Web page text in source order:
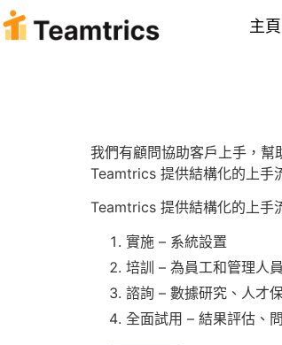
主頁
我們有顧問協助客戶上手，幫
Teamtrics 提供結構化的上手
Teamtrics 提供結構化的上手
實施 – 系統設置
培訓 – 為員工和管理人
諮詢 – 數據研究、人才
全面試用 – 結果評估、